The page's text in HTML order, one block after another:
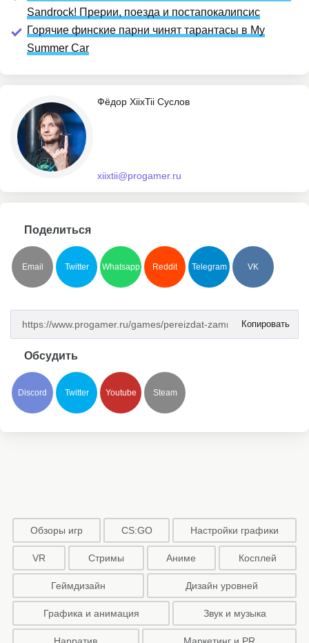
Sandrock! Прерии, поезда и постапокалипсис
Горячие финские парни чинят тарантасы в My
Summer Car
Фёдор XiixTii Суслов
xiixtii@progamer.ru
Поделиться
Email Twitter Whatsapp Reddit Telegram VK
Копировать
Обсудить
Discord Twitter Youtube Steam
Обзоры игр CS:GO Настройки графики
VR Стримы Аниме Косплей
Геймдизайн Дизайн уровней
Графика и анимация Звук и музыка